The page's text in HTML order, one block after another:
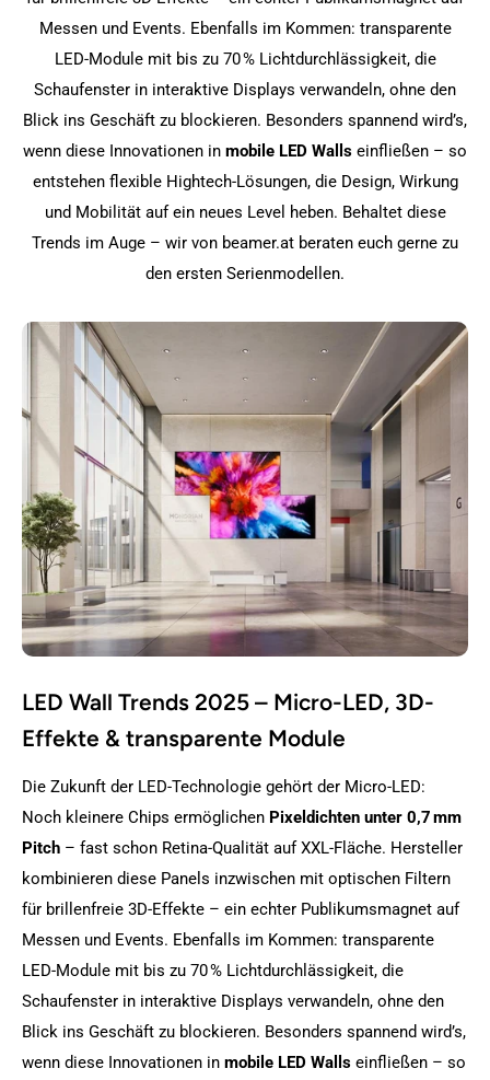
Messen und Events. Ebenfalls im Kommen: transparente
LED-Module mit bis zu 70 % Lichtdurchlässigkeit, die
Schaufenster in interaktive Displays verwandeln, ohne den
Blick ins Geschäft zu blockieren. Besonders spannend wird’s,
wenn diese Innovationen in mobile LED Walls einfließen – so
entstehen flexible Hightech-Lösungen, die Design, Wirkung
und Mobilität auf ein neues Level heben. Behaltet diese
Trends im Auge – wir von beamer.at beraten euch gerne zu
den ersten Serienmodellen.
LED Wall Trends 2025 – Micro-LED, 3D-
Effekte & transparente Module
Die Zukunft der LED-Technologie gehört der Micro-LED:
Noch kleinere Chips ermöglichen Pixeldichten unter 0,7 mm
Pitch – fast schon Retina-Qualität auf XXL-Fläche. Hersteller
kombinieren diese Panels inzwischen mit optischen Filtern
für brillenfreie 3D-Effekte – ein echter Publikumsmagnet auf
Messen und Events. Ebenfalls im Kommen: transparente
LED-Module mit bis zu 70 % Lichtdurchlässigkeit, die
Schaufenster in interaktive Displays verwandeln, ohne den
Blick ins Geschäft zu blockieren. Besonders spannend wird’s,
wenn diese Innovationen in mobile LED Walls einfließen – so